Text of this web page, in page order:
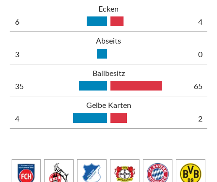
Ecken
6
4
Abseits
3
0
Ballbesitz
35
65
Gelbe Karten
4
2